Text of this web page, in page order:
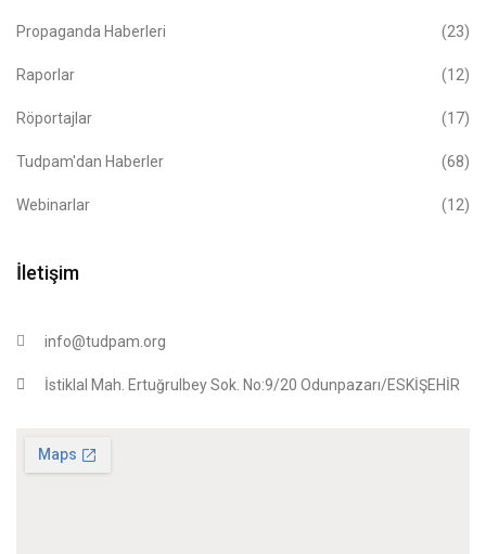
Propaganda Haberleri (23)
Raporlar (12)
Röportajlar (17)
Tudpam'dan Haberler (68)
Webinarlar (12)
İletişim
info@tudpam.org
İstiklal Mah. Ertuğrulbey Sok. No:9/20 Odunpazarı/ESKİŞEHİR